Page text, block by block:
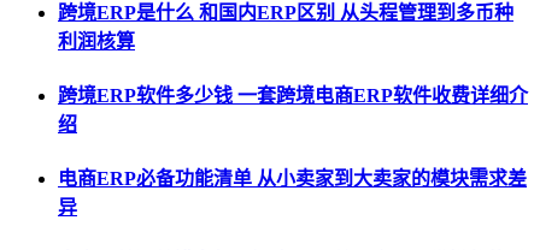
跨境ERP是什么 和国内ERP区别 从头程管理到多币种
利润核算
跨境ERP软件多少钱 一套跨境电商ERP软件收费详细介
绍
电商ERP必备功能清单 从小卖家到大卖家的模块需求差
异